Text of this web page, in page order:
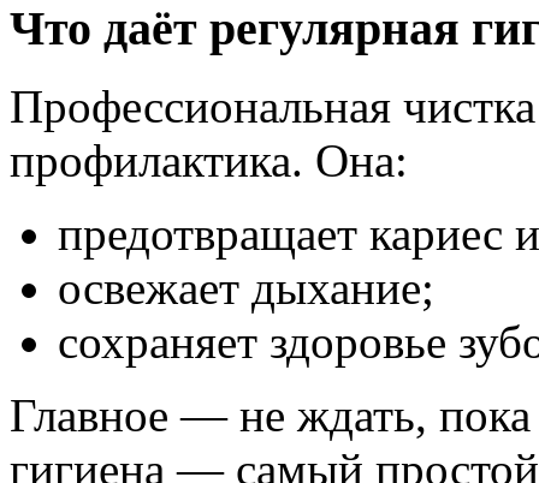
Что даёт регулярная
Профессиональная
профилактика. Она:
предотвращает кариес
освежает дыхание;
сохраняет здоровье
Главное — не ждать,
гигиена — самый